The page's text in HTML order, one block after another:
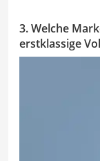
3. Welche
erstklassige